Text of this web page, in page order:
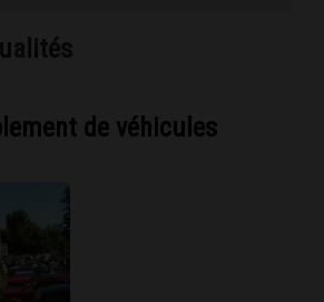
de véhicules